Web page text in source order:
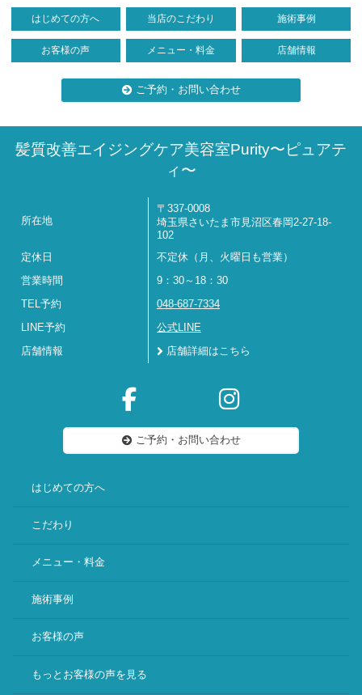
はじめての方へ 当店のこだわり 施術事例
お客様の声 メニュー・料金 店舗情報
ご予約・お問い合わせ
髪質改善エイジングケア美容室Purity〜ピュアテ
ィ〜
所在地
〒337-0008
埼玉県さいたま市見沼区春岡2-27-18-
102
定休日
不定休（月、火曜日も営業）
営業時間 9：30～18：30
TEL予約 048-687-7334
LINE予約 公式LINE
店舗情報 店舗詳細はこちら
ご予約・お問い合わせ
はじめての方へ
こだわり
メニュー・料金
施術事例
お客様の声
もっとお客様の声を見る